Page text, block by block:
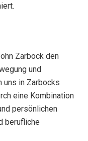
Zarbock den
und
uns in Zarbocks
eine Kombination
persönlichen
berufliche